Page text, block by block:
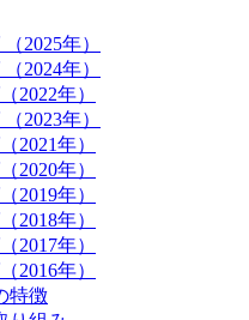
2025年）
2024年）
2022年）
2023年）
2021年）
2020年）
2019年）
2018年）
2017年）
2016年）
特徴